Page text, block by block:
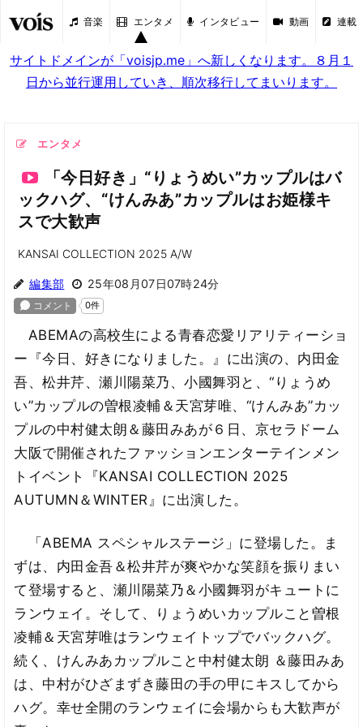
音楽 エンタメ インタビュー 動画 連載
サイトドメインが「voisjp.me」へ新しくなります。８月１
日から並行運用していき、順次移行してまいります。
エンタメ
「今日好き」“りょうめい”カップルはバ
ックハグ、“けんみあ”カップルはお姫様キ
スで大歓声
KANSAI COLLECTION 2025 A/W
編集部 25年08月07日07時24分
ABEMAの高校生による青春恋愛リアリティーショ
ー『今日、好きになりました。』に出演の、内田金
吾、松井芹、瀬川陽菜乃、小國舞羽と、“りょうめ
い”カップルの曽根凌輔＆天宮芽唯、“けんみあ”カッ
プルの中村健太朗＆藤田みあが６日、京セラドーム
大阪で開催されたファッションエンターテインメン
トイベント『KANSAI COLLECTION 2025
AUTUMN＆WINTER』に出演した。
「ABEMA スペシャルステージ」に登場した。ま
ずは、内田金吾＆松井芹が爽やかな笑顔を振りまい
て登場すると、瀬川陽菜乃＆小國舞羽がキュートに
ランウェイ。そして、りょうめいカップルこと曽根
凌輔＆天宮芽唯はランウェイトップでバックハグ。
続く、けんみあカップルこと中村健太朗 ＆藤田みあ
は、中村がひざまずき藤田の手の甲にキスしてから
ハグ。幸せ全開のランウェイに会場からも大歓声が